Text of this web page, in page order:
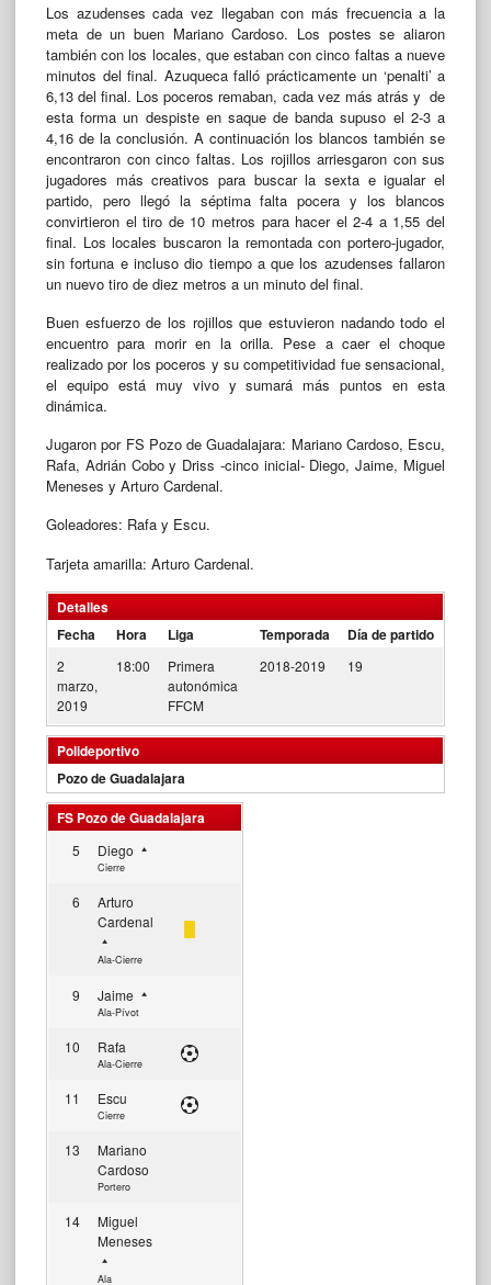
Los azudenses cada vez llegaban con más frecuencia a la
meta de un buen Mariano Cardoso. Los postes se aliaron
también con los locales, que estaban con cinco faltas a nueve
minutos del final. Azuqueca falló prácticamente un ‘penalti’ a
6,13 del final. Los poceros remaban, cada vez más atrás y de
esta forma un despiste en saque de banda supuso el 2-3 a
4,16 de la conclusión. A continuación los blancos también se
encontraron con cinco faltas. Los rojillos arriesgaron con sus
jugadores más creativos para buscar la sexta e igualar el
partido, pero llegó la séptima falta pocera y los blancos
convirtieron el tiro de 10 metros para hacer el 2-4 a 1,55 del
final. Los locales buscaron la remontada con portero-jugador,
sin fortuna e incluso dio tiempo a que los azudenses fallaron
un nuevo tiro de diez metros a un minuto del final.
Buen esfuerzo de los rojillos que estuvieron nadando todo el
encuentro para morir en la orilla. Pese a caer el choque
realizado por los poceros y su competitividad fue sensacional,
el equipo está muy vivo y sumará más puntos en esta
dinámica.
Jugaron por FS Pozo de Guadalajara: Mariano Cardoso, Escu,
Rafa, Adrián Cobo y Driss -cinco inicial- Diego, Jaime, Miguel
Meneses y Arturo Cardenal.
Goleadores: Rafa y Escu.
Tarjeta amarilla: Arturo Cardenal.
Detalles
Fecha
Hora Liga Temporada Día de partido
2
marzo,
2019
18:00
Primera
autonómica
FFCM
2018-2019 19
Polideportivo
Pozo de Guadalajara
FS Pozo de Guadalajara
5 Diego
Cierre
6
Arturo
Cardenal
Ala-Cierre
9 Jaime
Ala-Pívot
10 Rafa
Ala-Cierre
11 Escu
Cierre
13
Mariano
Cardoso
Portero
14
Miguel
Meneses
Ala